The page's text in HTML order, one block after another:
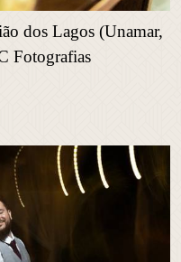
dos Lagos (Unamar,
Fotografias